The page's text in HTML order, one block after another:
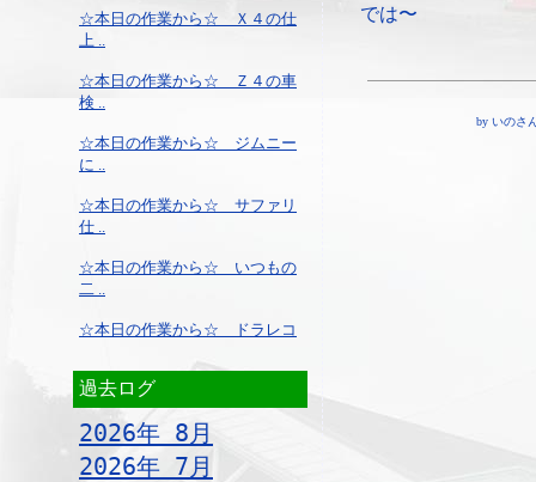
☆本日の作業から☆ Ｘ４の仕
上 ..
☆本日の作業から☆ Ｚ４の車
検 ..
☆本日の作業から☆ ジムニー
に ..
☆本日の作業から☆ サファリ
仕 ..
☆本日の作業から☆ いつもの
二 ..
☆本日の作業から☆ ドラレコ
過去ログ
2026年 8月
2026年 7月
では〜
by いのさ